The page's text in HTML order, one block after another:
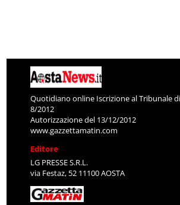
Quotidiano online Iscrizione al Tribunale
8/2012
Autorizzazione del 13/12/2012
www.gazzettamatin.com
Editore
LG PRESSE S.R.L.
via Festaz, 52 11100 AOSTA